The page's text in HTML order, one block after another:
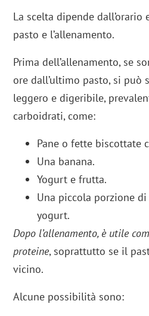
La scelta dipende
pasto e l’allenamento.
Prima dell’allenamento, se
ore dall’ultimo pasto, si può
leggero e digeribile,
carboidrati, come:
Pane o fette biscottate
Una banana.
Yogurt e frutta.
Una piccola porzione
yogurt.
Dopo l’allenamento, è utile
proteine, soprattutto se il
vicino.
Alcune possibilità sono: